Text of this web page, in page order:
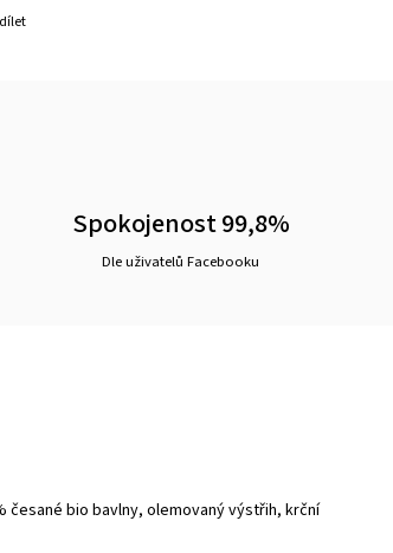
Spokojenost 99,8%
Dle uživatelů Facebooku
česané bio bavlny, olemovaný výstřih, krční